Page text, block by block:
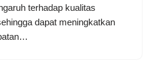
terhadap kualitas
dapat meningkatkan